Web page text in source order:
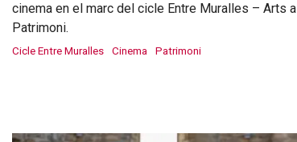
cinema en el marc del cicle Entre Muralles – Arts al
Patrimoni.
Cicle Entre Muralles Cinema Patrimoni